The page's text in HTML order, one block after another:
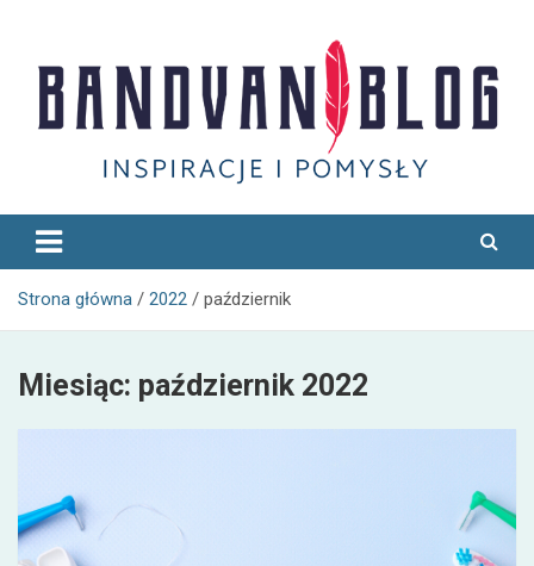
content
Bandvan
Strona główna 2022 październik
Miesiąc: październik 2022